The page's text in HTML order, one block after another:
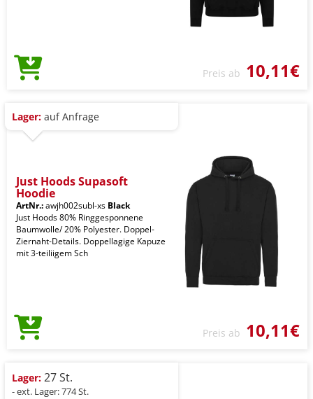
Preis ab 10,11€
Lager: auf Anfrage
Just Hoods Supasoft
Hoodie
ArtNr.:awjh002subl-xs Black
Just Hoods 80% Ringgesponnene
Baumwolle/ 20% Polyester. Doppel-
Ziernaht-Details. Doppellagige Kapuze
mit 3-teiliigem Sch
Preis ab 10,11€
Lager: 27 St.
- ext. Lager: 774 St.